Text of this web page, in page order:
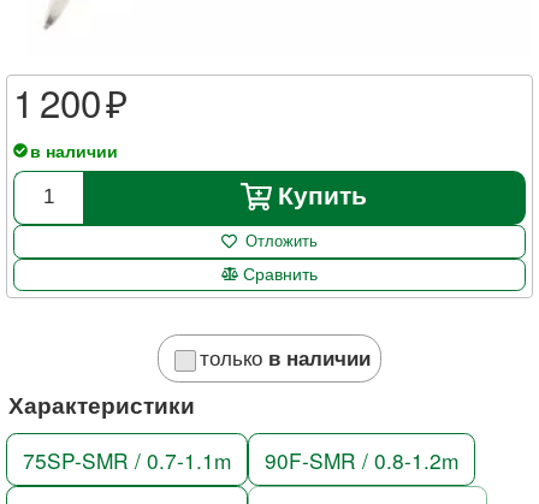
только в наличии
Характеристики
75SP-SMR / 0.7-1.1m
90F-SMR / 0.8-1.2m
1 200
в наличии
Купить
Отложить
Сравнить